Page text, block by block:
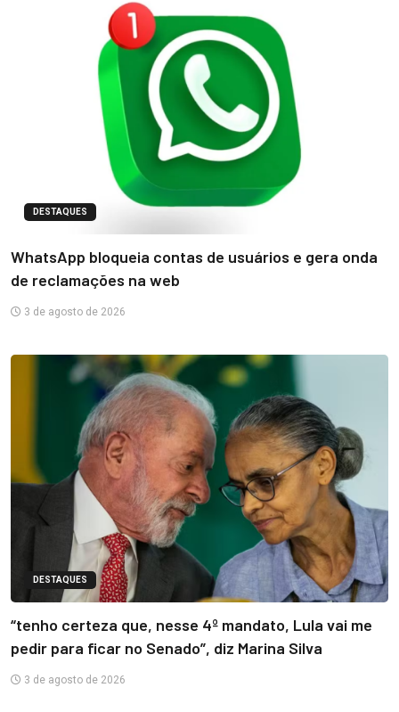
DESTAQUES
WhatsApp bloqueia contas de usuários e gera onda
de reclamações na web
3 de agosto de 2026
DESTAQUES
“tenho certeza que, nesse 4º mandato, Lula vai me
pedir para ficar no Senado”, diz Marina Silva
3 de agosto de 2026